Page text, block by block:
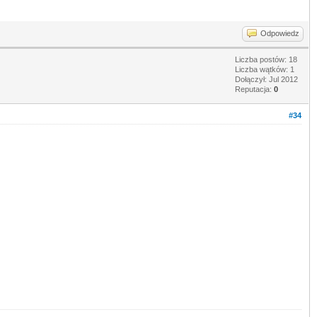
Odpowiedz
Liczba postów: 18
Liczba wątków: 1
Dołączył: Jul 2012
Reputacja: 0
#34